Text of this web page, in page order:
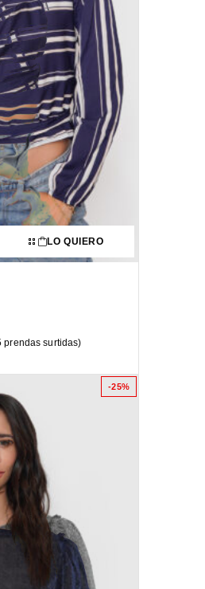
LO QUIERO
prendas surtidas)
-25%